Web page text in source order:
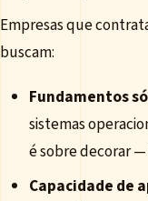
Empresas que
buscam:
Fundamentos
sistemas
é sobre decorar
Capacidade de